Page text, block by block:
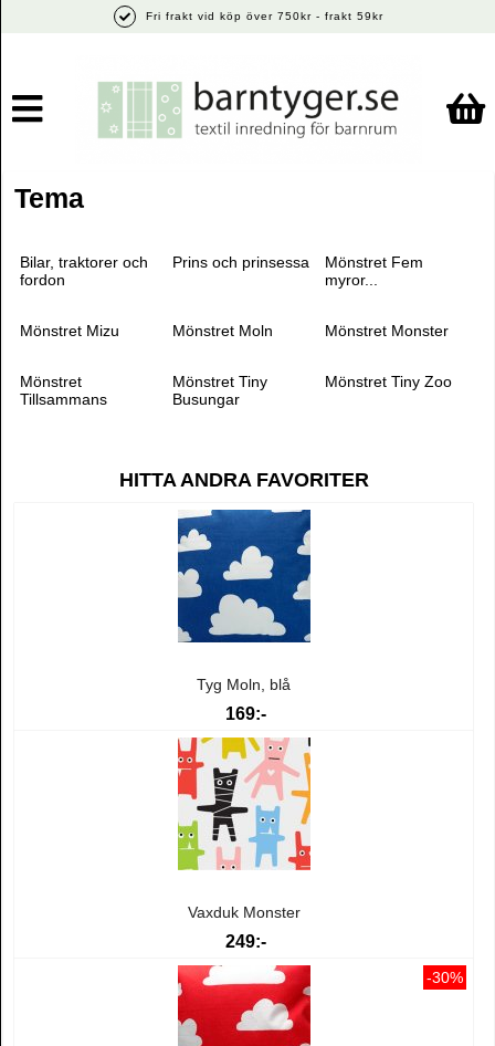
Fri frakt vid köp över 750kr - frakt 59kr
Tema
Bilar, traktorer och
fordon
Prins och prinsessa
Mönstret Fem
myror...
Mönstret Mizu Mönstret Moln Mönstret Monster
Mönstret
Tillsammans
Mönstret Tiny
Busungar
Mönstret Tiny Zoo
HITTA ANDRA FAVORITER
Tyg Moln, blå
169:-
Vaxduk Monster
249:-
-30%